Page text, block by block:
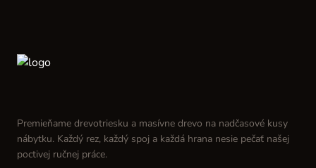
Premieňame drevotriesku a masívne drevo na nadčasové kusy
nábytku. Každý rez, každý spoj a každá hrana nesie pečať našej
poctivej ručnej práce.